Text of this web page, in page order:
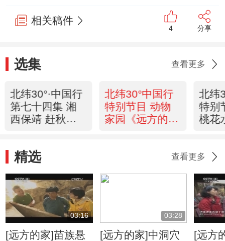
相关稿件
4 分享
选集 查看更多
北纬30°·中国行
第七十四集 湘
西保靖 赶秋节
北纬30°中国行
特别节目 动物
家园《远方的
北纬
特别
桃花
精选 查看更多
03:16
[远方的家]苗族悬
03:28
[远方的家]中洞穴
[远方